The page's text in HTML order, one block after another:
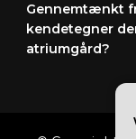
Gennemtænkt
kendetegner
atriumgård?